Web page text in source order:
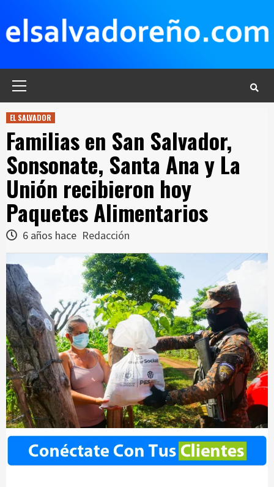
contenido
EL SALVADOR
Familias en San Salvador,
Sonsonate, Santa Ana y La
Unión recibieron hoy
Paquetes Alimentarios
6 años hace Redacción